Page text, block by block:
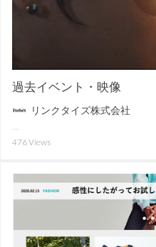
過去イベント・映像
リンクタイズ株式会社
476Views